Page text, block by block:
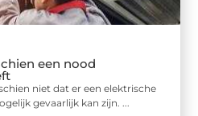
een nood
niet dat er een elektrische
gevaarlijk kan zijn. ...